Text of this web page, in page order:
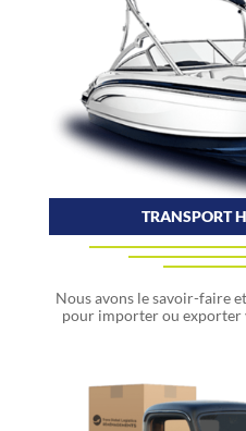
TRANSPORT
Nous avons le savoir-faire
pour importer ou exporter